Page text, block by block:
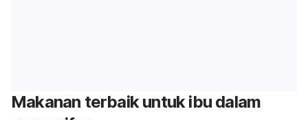
Makanan terbaik untuk ibu dalam